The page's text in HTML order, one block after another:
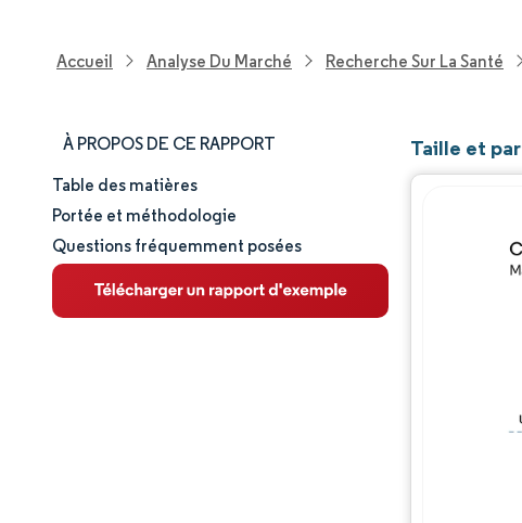
Accueil Analyse Du Marché Recherche Sur La Santé
À PROPOS DE CE RAPPORT
Taille et part de marché
Analyse du marché
Tendances et perspectives
Table des matières
Portée et méthodologie
Questions fréquemment posées
Taille et